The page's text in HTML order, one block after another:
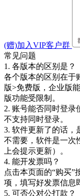
(赠)加入VIP客户群
常见问题
1. 各版本的区别是？
各个版本的区别在于
版>免费版，企业版
版功能受限制。
2. 账号能否同时登录
不支持同时登录。
3. 软件更新了的话，
不需要，软件是一次
上会提示更新）。
4. 能开发票吗？
点击本页面的“购买”
项，填写好发票信息
5. 可否公对公打款？